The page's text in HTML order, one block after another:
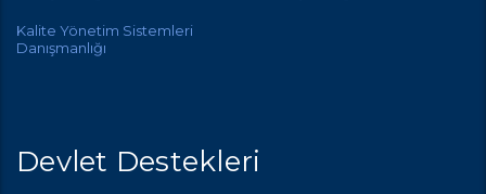
Kalite Yönetim Sistemleri
Danışmanlığı
Devlet Destekleri